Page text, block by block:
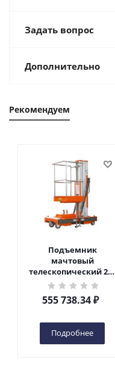
Задать вопрос
Дополнительно
Рекомендуем
Подъемник
мачтовый
телескопический 200
кг 6 м TOR GTWY6-200S
DC 2-мачтовый
(автономный) (G) в
555 738.34₽
Подробнее